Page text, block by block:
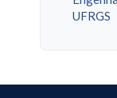
UFRGS